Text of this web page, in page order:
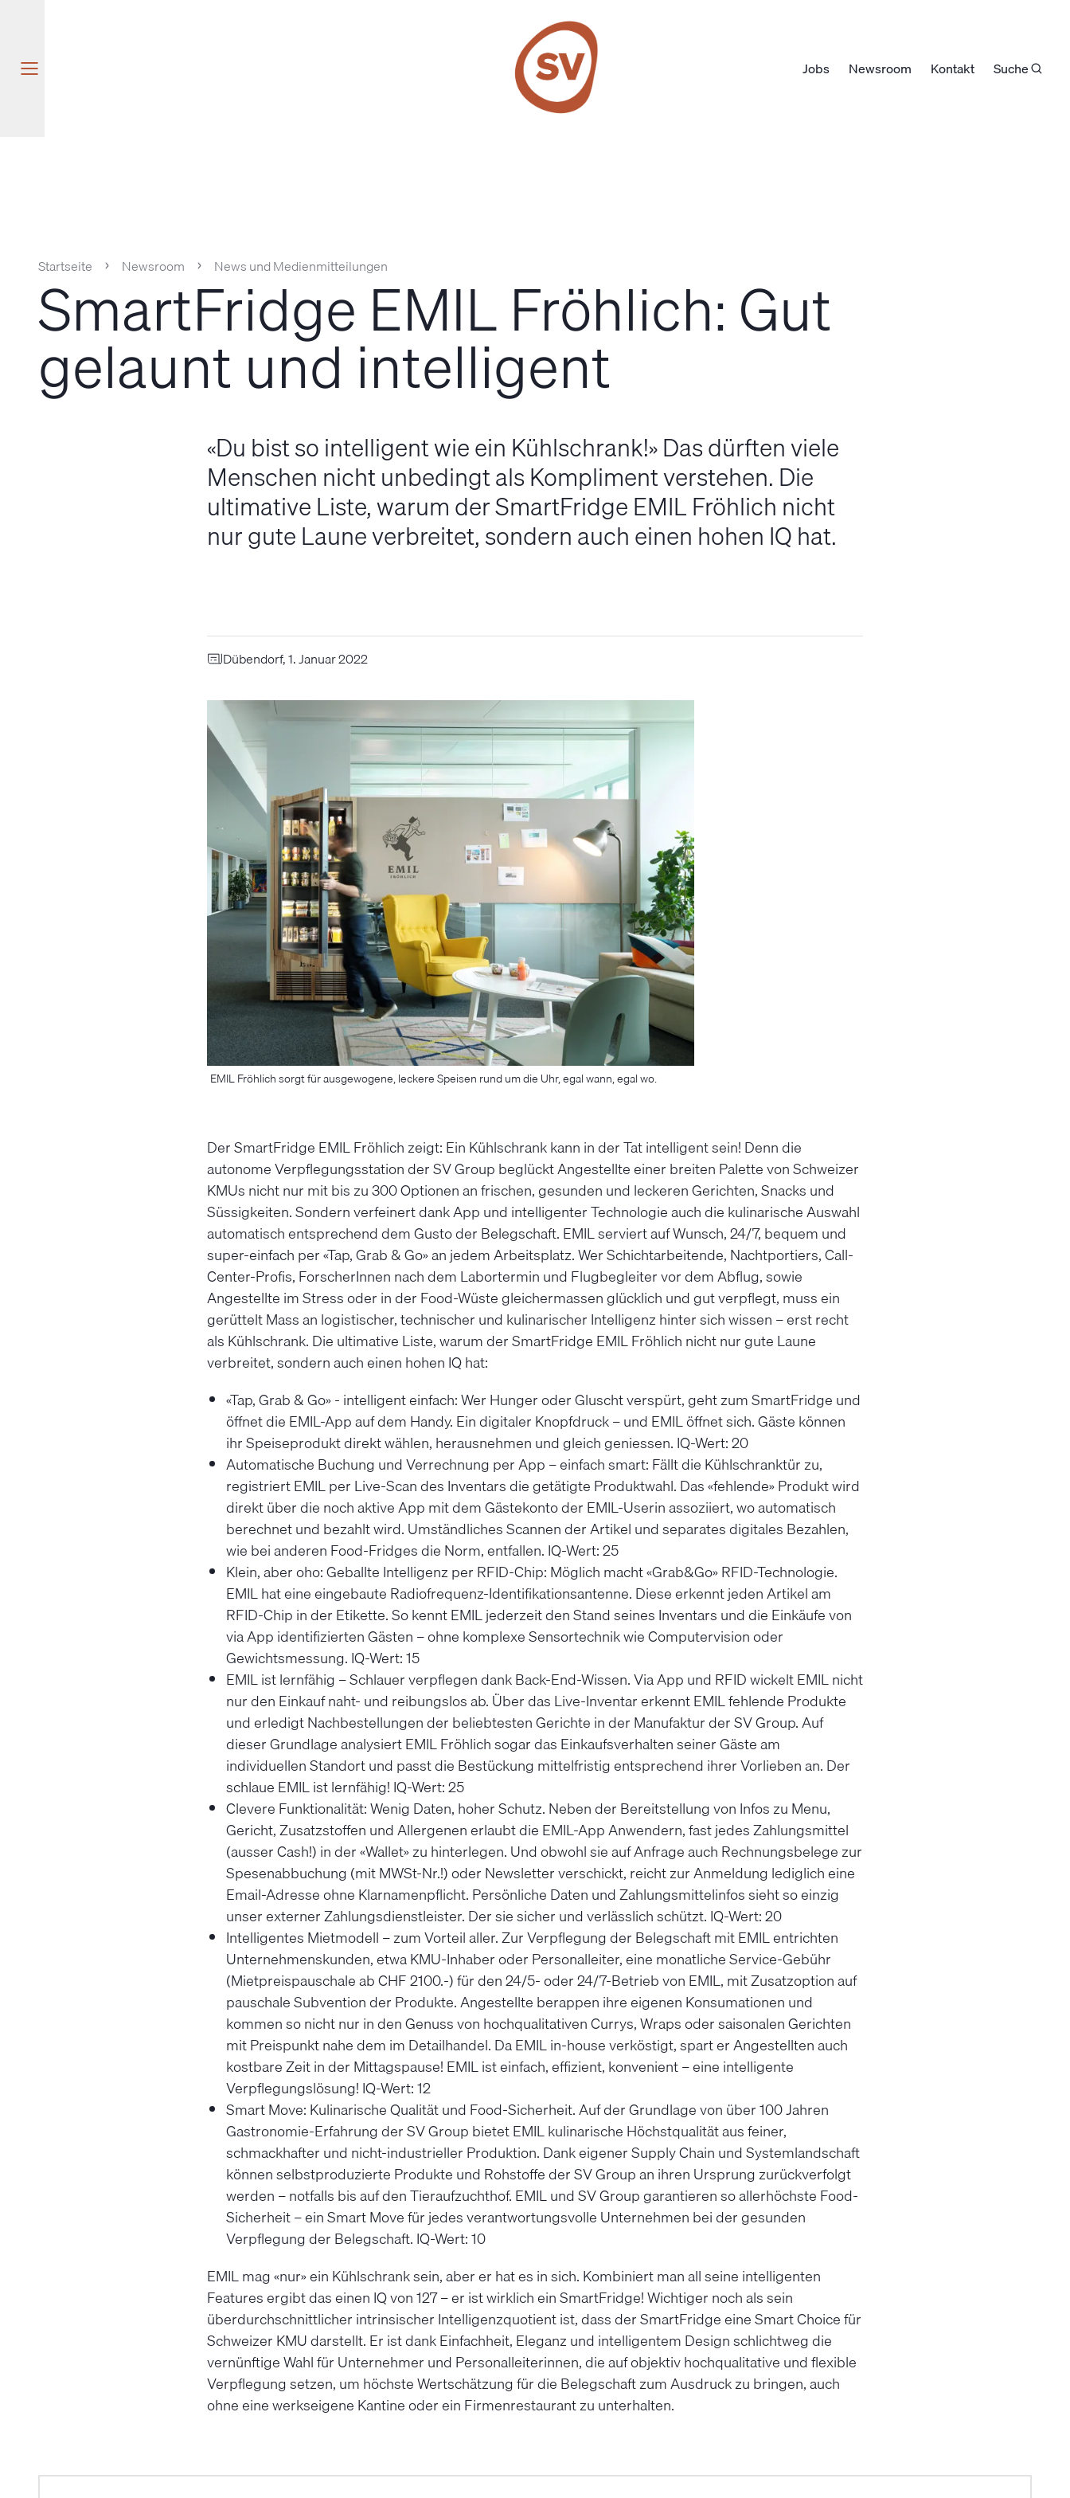
Jobs Newsroom Kontakt Suche
Startseite Newsroom News und Medienmitteilungen
SmartFridge EMIL Fröhlich: Gut
gelaunt und intelligent
«Du bist so intelligent wie ein Kühlschrank!» Das dürften viele
Menschen nicht unbedingt als Kompliment verstehen. Die
ultimative Liste, warum der SmartFridge EMIL Fröhlich nicht
nur gute Laune verbreitet, sondern auch einen hohen IQ hat.
Dübendorf, 1. Januar 2022
EMIL Fröhlich sorgt für ausgewogene, leckere Speisen rund um die Uhr, egal wann, egal wo.
Der SmartFridge EMIL Fröhlich zeigt: Ein Kühlschrank kann in der Tat intelligent sein! Denn die
autonome Verpflegungsstation der SV Group beglückt Angestellte einer breiten Palette von Schweizer
KMUs nicht nur mit bis zu 300 Optionen an frischen, gesunden und leckeren Gerichten, Snacks und
Süssigkeiten. Sondern verfeinert dank App und intelligenter Technologie auch die kulinarische Auswahl
automatisch entsprechend dem Gusto der Belegschaft. EMIL serviert auf Wunsch, 24/7, bequem und
super-einfach per «Tap, Grab & Go» an jedem Arbeitsplatz. Wer Schichtarbeitende, Nachtportiers, Call-
Center-Profis, ForscherInnen nach dem Labortermin und Flugbegleiter vor dem Abflug, sowie
Angestellte im Stress oder in der Food-Wüste gleichermassen glücklich und gut verpflegt, muss ein
gerüttelt Mass an logistischer, technischer und kulinarischer Intelligenz hinter sich wissen – erst recht
als Kühlschrank. Die ultimative Liste, warum der SmartFridge EMIL Fröhlich nicht nur gute Laune
verbreitet, sondern auch einen hohen IQ hat:
«Tap, Grab & Go» - intelligent einfach: Wer Hunger oder Gluscht verspürt, geht zum SmartFridge und
öffnet die EMIL-App auf dem Handy. Ein digitaler Knopfdruck – und EMIL öffnet sich. Gäste können
ihr Speiseprodukt direkt wählen, herausnehmen und gleich geniessen. IQ-Wert: 20
Automatische Buchung und Verrechnung per App – einfach smart: Fällt die Kühlschranktür zu,
registriert EMIL per Live-Scan des Inventars die getätigte Produktwahl. Das «fehlende» Produkt wird
direkt über die noch aktive App mit dem Gästekonto der EMIL-Userin assoziiert, wo automatisch
berechnet und bezahlt wird. Umständliches Scannen der Artikel und separates digitales Bezahlen,
wie bei anderen Food-Fridges die Norm, entfallen. IQ-Wert: 25
Klein, aber oho: Geballte Intelligenz per RFID-Chip: Möglich macht «Grab&Go» RFID-Technologie.
EMIL hat eine eingebaute Radiofrequenz-Identifikationsantenne. Diese erkennt jeden Artikel am
RFID-Chip in der Etikette. So kennt EMIL jederzeit den Stand seines Inventars und die Einkäufe von
via App identifizierten Gästen – ohne komplexe Sensortechnik wie Computervision oder
Gewichtsmessung. IQ-Wert: 15
EMIL ist lernfähig – Schlauer verpflegen dank Back-End-Wissen. Via App und RFID wickelt EMIL nicht
nur den Einkauf naht- und reibungslos ab. Über das Live-Inventar erkennt EMIL fehlende Produkte
und erledigt Nachbestellungen der beliebtesten Gerichte in der Manufaktur der SV Group. Auf
dieser Grundlage analysiert EMIL Fröhlich sogar das Einkaufsverhalten seiner Gäste am
individuellen Standort und passt die Bestückung mittelfristig entsprechend ihrer Vorlieben an. Der
schlaue EMIL ist lernfähig! IQ-Wert: 25
Clevere Funktionalität: Wenig Daten, hoher Schutz. Neben der Bereitstellung von Infos zu Menu,
Gericht, Zusatzstoffen und Allergenen erlaubt die EMIL-App Anwendern, fast jedes Zahlungsmittel
(ausser Cash!) in der «Wallet» zu hinterlegen. Und obwohl sie auf Anfrage auch Rechnungsbelege zur
Spesenabbuchung (mit MWSt-Nr.!) oder Newsletter verschickt, reicht zur Anmeldung lediglich eine
Email-Adresse ohne Klarnamenpflicht. Persönliche Daten und Zahlungsmittelinfos sieht so einzig
unser externer Zahlungsdienstleister. Der sie sicher und verlässlich schützt. IQ-Wert: 20
Intelligentes Mietmodell – zum Vorteil aller. Zur Verpflegung der Belegschaft mit EMIL entrichten
Unternehmenskunden, etwa KMU-Inhaber oder Personalleiter, eine monatliche Service-Gebühr
(Mietpreispauschale ab CHF 2100.-) für den 24/5- oder 24/7-Betrieb von EMIL, mit Zusatzoption auf
pauschale Subvention der Produkte. Angestellte berappen ihre eigenen Konsumationen und
kommen so nicht nur in den Genuss von hochqualitativen Currys, Wraps oder saisonalen Gerichten
mit Preispunkt nahe dem im Detailhandel. Da EMIL in-house verköstigt, spart er Angestellten auch
kostbare Zeit in der Mittagspause! EMIL ist einfach, effizient, konvenient – eine intelligente
Verpflegungslösung! IQ-Wert: 12
Smart Move: Kulinarische Qualität und Food-Sicherheit. Auf der Grundlage von über 100 Jahren
Gastronomie-Erfahrung der SV Group bietet EMIL kulinarische Höchstqualität aus feiner,
schmackhafter und nicht-industrieller Produktion. Dank eigener Supply Chain und Systemlandschaft
können selbstproduzierte Produkte und Rohstoffe der SV Group an ihren Ursprung zurückverfolgt
werden – notfalls bis auf den Tieraufzuchthof. EMIL und SV Group garantieren so allerhöchste Food-
Sicherheit – ein Smart Move für jedes verantwortungsvolle Unternehmen bei der gesunden
Verpflegung der Belegschaft. IQ-Wert: 10
EMIL mag «nur» ein Kühlschrank sein, aber er hat es in sich. Kombiniert man all seine intelligenten
Features ergibt das einen IQ von 127 – er ist wirklich ein SmartFridge! Wichtiger noch als sein
überdurchschnittlicher intrinsischer Intelligenzquotient ist, dass der SmartFridge eine Smart Choice für
Schweizer KMU darstellt. Er ist dank Einfachheit, Eleganz und intelligentem Design schlichtweg die
vernünftige Wahl für Unternehmer und Personalleiterinnen, die auf objektiv hochqualitative und flexible
Verpflegung setzen, um höchste Wertschätzung für die Belegschaft zum Ausdruck zu bringen, auch
ohne eine werkseigene Kantine oder ein Firmenrestaurant zu unterhalten.